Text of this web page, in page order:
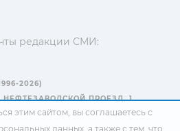
редакции СМИ:
2026)
НЕФТЕЗАВОДСКОЙ ПРОЕЗД, 1
этим сайтом, вы соглашаетесь с
данных , а также с тем, что